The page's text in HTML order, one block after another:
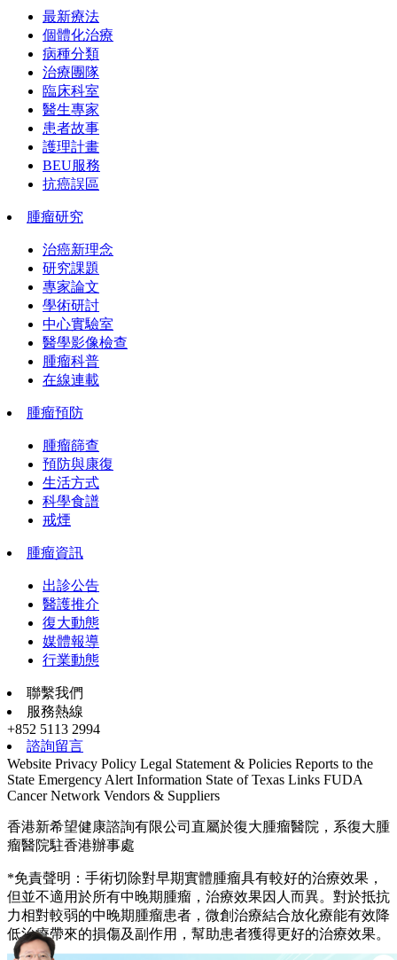
最新療法
個體化治療
病種分類
治療團隊
臨床科室
醫生專家
患者故事
護理計畫
BEU服務
抗癌誤區
腫瘤研究
治癌新理念
研究課題
專家論文
學術研討
中心實驗室
醫學影像檢查
腫瘤科普
在線連載
腫瘤預防
腫瘤篩查
預防與康復
生活方式
科學食譜
戒煙
腫瘤資訊
出診公告
醫護推介
復大動態
媒體報導
行業動態
聯繫我們
服務熱線
+852 5113 2994
諮詢留言
Website Privacy Policy Legal Statement & Policies Reports to the
State Emergency Alert Information State of Texas Links FUDA
Cancer Network Vendors & Suppliers
香港新希望健康諮詢有限公司直屬於復大腫瘤醫院，系復大腫
瘤醫院駐香港辦事處
*免責聲明：手術切除對早期實體腫瘤具有較好的治療效果，
但並不適用於所有中晚期腫瘤，治療效果因人而異。對於抵抗
力相對較弱的中晚期腫瘤患者，微創治療結合放化療能有效降
低治療帶來的損傷及副作用，幫助患者獲得更好的治療效果。